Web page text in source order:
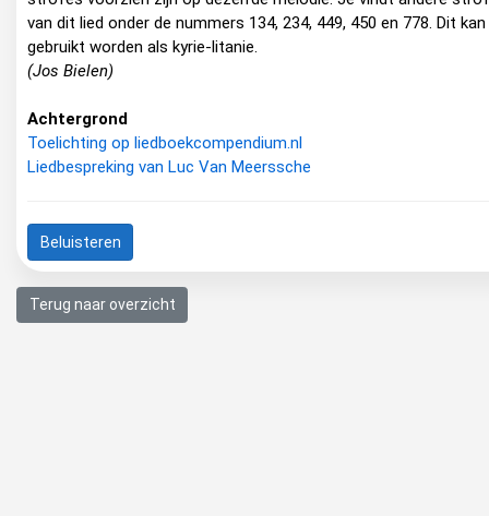
van dit lied onder de nummers 134, 234, 449, 450 en 778. Dit kan
gebruikt worden als kyrie-litanie.
(Jos Bielen)
Achtergrond
Toelichting op liedboekcompendium.nl
Liedbespreking van Luc Van Meerssche
Beluisteren
Terug naar overzicht